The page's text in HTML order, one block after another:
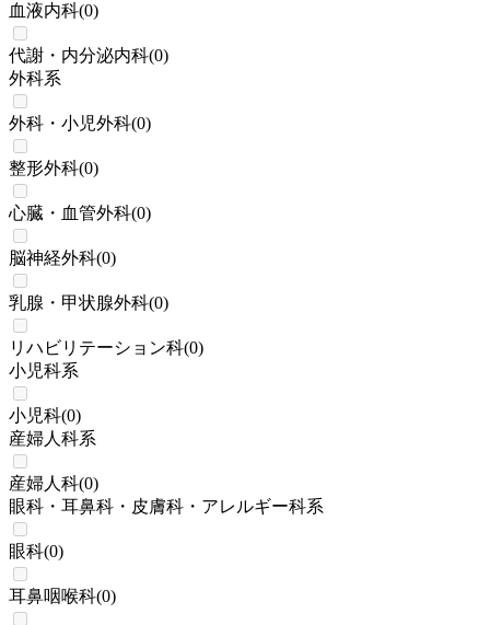
血液内科(0)
代謝・内分泌内科(0)
外科系
外科・小児外科(0)
整形外科(0)
心臓・血管外科(0)
脳神経外科(0)
乳腺・甲状腺外科(0)
リハビリテーション科(0)
小児科系
小児科(0)
産婦人科系
産婦人科(0)
眼科・耳鼻科・皮膚科・アレルギー科系
眼科(0)
耳鼻咽喉科(0)